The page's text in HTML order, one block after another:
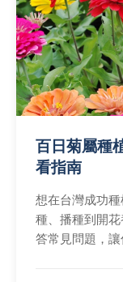
百日菊屬種
看指南
想在台灣成功
種、播種到開
答常見問題，讓